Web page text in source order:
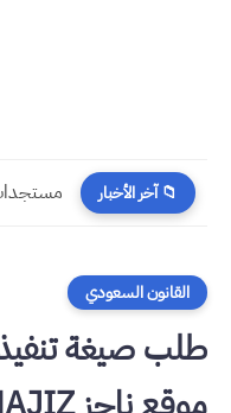
📁 آخر الأخبار
القانون السعودي
طلب صيغة